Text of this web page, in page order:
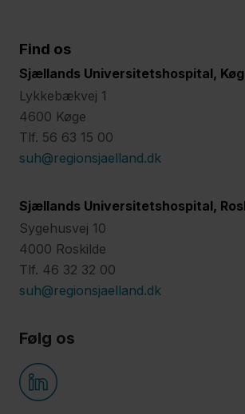
Find os
Sjællands Universitetshospital,
Lykkebækvej 1
4600 Køge
Tlf. 56 63 15 00
suh@regionsjaelland.dk
Sjællands Universitetshospital,
Sygehusvej 10
4000 Roskilde
Tlf. 46 32 32 00
suh@regionsjaelland.dk
Følg os